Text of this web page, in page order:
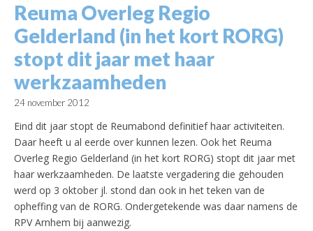
Reuma Overleg Regio
Gelderland (in het kort RORG)
stopt dit jaar met haar
werkzaamheden
24 november 2012
Eind dit jaar stopt de Reumabond definitief haar activiteiten.
Daar heeft u al eerde over kunnen lezen. Ook het Reuma
Overleg Regio Gelderland (in het kort RORG) stopt dit jaar met
haar werkzaamheden. De laatste vergadering die gehouden
werd op 3 oktober jl. stond dan ook in het teken van de
opheffing van de RORG. Ondergetekende was daar namens de
RPV Arnhem bij aanwezig.